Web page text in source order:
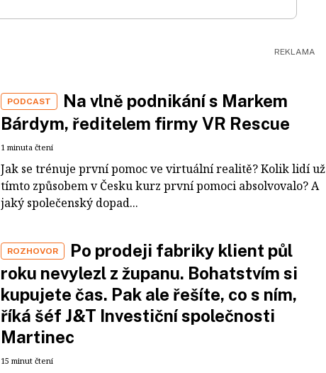
PODCAST
Na vlně podnikání s Markem
Bárdym, ředitelem firmy VR Rescue
1 minuta čtení
Jak se trénuje první pomoc ve virtuální realitě? Kolik lidí už
tímto způsobem v Česku kurz první pomoci absolvovalo? A
jaký společenský dopad...
ROZHOVOR
Po prodeji fabriky klient půl
roku nevylezl z županu. Bohatstvím si
kupujete čas. Pak ale řešíte, co s ním,
říká šéf J&T Investiční společnosti
Martinec
15 minut čtení